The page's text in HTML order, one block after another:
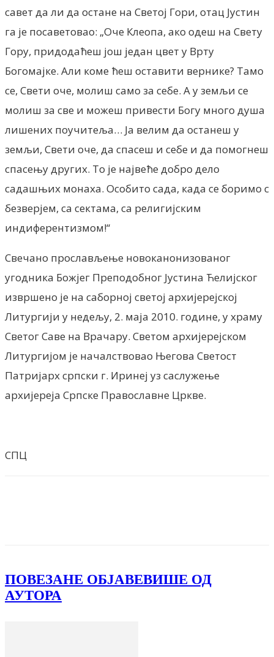
савет да ли да остане на Светој Гори, отац Јустин
га је посаветовао: „Оче Клеопа, ако одеш на Свету
Гору, придодаћеш још један цвет у Врту
Богомајке. Али коме ћеш оставити вернике? Тамо
се, Свети оче, молиш само за себе. А у земљи се
молиш за све и можеш привести Богу много душа
лишених поучитеља… Ја велим да останеш у
земљи, Свети оче, да спасеш и себе и да помогнеш
спасењу других. То је највеће добро дело
садашњих монаха. Особито сада, када се боримо с
безверјем, са сектама, са религијским
индиферентизмом!“
Свечано прослављење новоканонизованог
угодника Божјег Преподобног Јустина Ћелијског
извршено је на саборној светој архијерејској
Литургији у недељу, 2. маја 2010. године, у храму
Светог Саве на Врачару. Светом архијерејском
Литургијом је началствовао Његова Светост
Патријарх српски г. Иринеј уз саслужење
архијереја Српске Православне Цркве.
СПЦ
ПОВЕЗАНЕ ОБЈАВЕВИШЕ ОД
АУТОРА